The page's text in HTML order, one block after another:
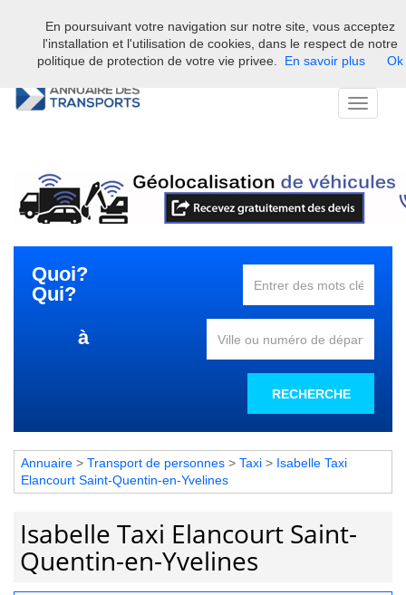
Bienvenue sur l'annuaire professionnel du transport et de la la
logistique en France.
Toggle
Quoi?
Qui?
à
RECHERCHE
Annuaire > Transport de personnes > Taxi > Isabelle Taxi
Elancourt Saint-Quentin-en-Yvelines
Isabelle Taxi Elancourt Saint-
Quentin-en-Yvelines
En poursuivant votre navigation sur notre site, vous acceptez
l'installation et l'utilisation de cookies, dans le respect de notre
politique de protection de votre vie privee.
En savoir plus Ok